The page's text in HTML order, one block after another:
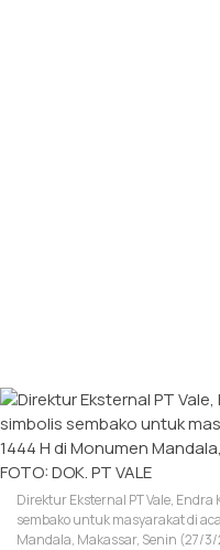
Direktur Eksternal PT Vale,
sembako untuk masyarakat di
Mandala, Makassar, Senin (27/3/